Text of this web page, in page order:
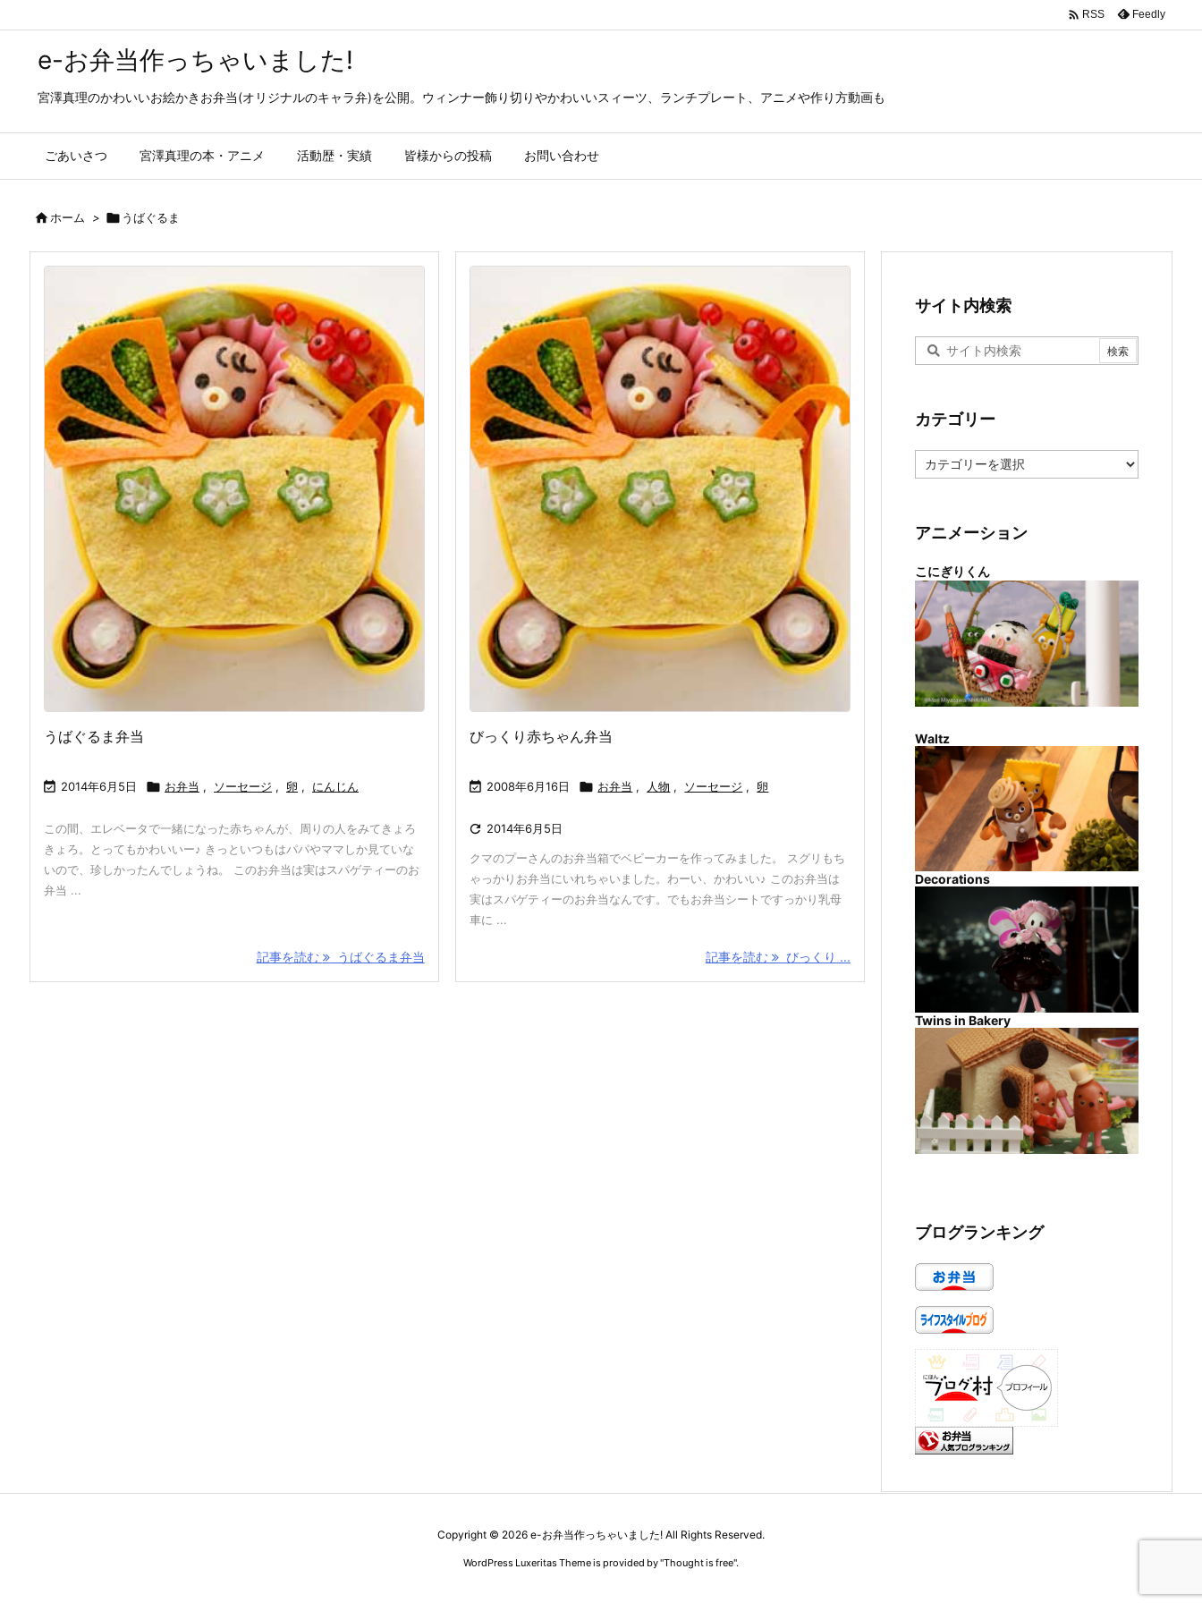
e-お弁当作っちゃいました!
宮澤真理のかわいいお絵かきお弁当(オリジナルのキャラ弁)を公開。ウィンナー飾り切りやかわいいスィーツ、ランチプレート、アニメや作り方動画も
ごあいさつ 宮澤真理の本・アニメ 活動歴・実績 皆様からの投稿 お問い合わせ
 RSS Feedly
ホーム >  うばぐるま
うばぐるま弁当
 2014年6月5日  お弁当 , ソーセージ , 卵 , にんじん
この間、エレベータで一緒になった赤ちゃんが、周りの人をみてきょろ
きょろ。とってもかわいいー♪ きっといつもはパパやママしか見ていな
いので、珍しかったんでしょうね。 このお弁当は実はスパゲティーのお
弁当 ...
記事を読む うばぐるま弁当
びっくり赤ちゃん弁当
 2008年6月16日  お弁当 , 人物 , ソーセージ , 卵
 2014年6月5日
クマのプーさんのお弁当箱でベビーカーを作ってみました。 スグリもち
ゃっかりお弁当にいれちゃいました。わーい、かわいい♪ このお弁当は
実はスパゲティーのお弁当なんです。でもお弁当シートですっかり乳母
車に ...
記事を読む びっくり ...
サイト内検索
カテゴリー
テ
ー
アニメーション
こにぎりくん
Waltz
Decorations
Twins in Bakery
ブログランキング
Copyright © 2026 e-お弁当作っちゃいました! All Rights Reserved.
WordPress Luxeritas Theme is provided by "Thought is free".